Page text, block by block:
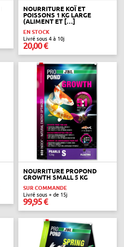
NOURRITURE KOÏ ET
POISSONS 1 KG LARGE
(ALIMENT ET […]
EN STOCK
Livré sous 4 à 10j
20,00 €
NOURRITURE PROPOND
GROWTH SMALL 5 KG
SUR COMMANDE
Livré sous + de 15j
99,95 €